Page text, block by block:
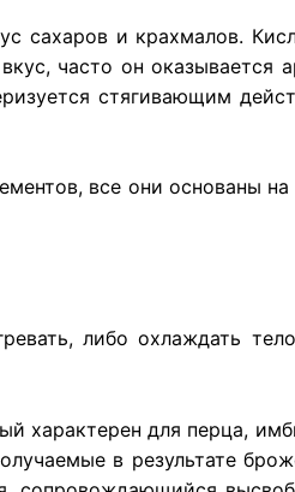
сахаров и крахмалов.
часто он оказывается
стягивающим
все они основаны
либо охлаждать
характерен для перца,
в результате